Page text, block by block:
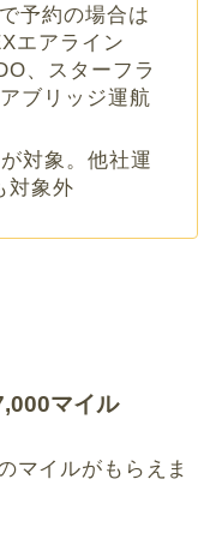
予約の場合は
エアライン
、スターフラ
ブリッジ運航
対象。他社運
対象外
マイル
マイルがもらえま